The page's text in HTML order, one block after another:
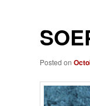
Posted on